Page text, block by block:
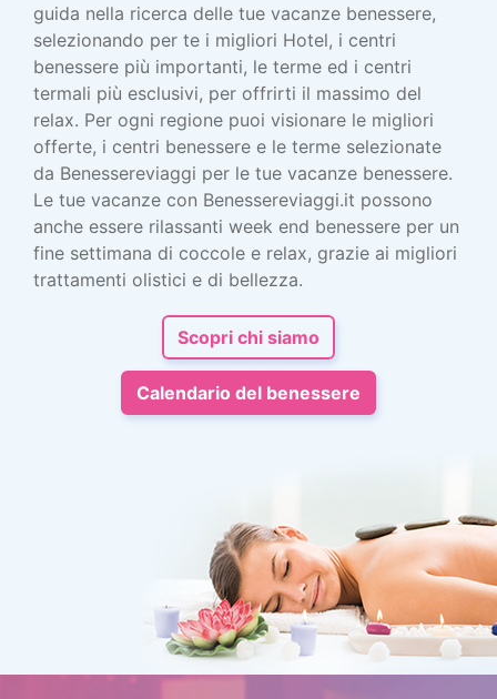
guida nella ricerca delle tue vacanze benessere,
selezionando per te i migliori Hotel, i centri
benessere più importanti, le terme ed i centri
termali più esclusivi, per offrirti il massimo del
relax. Per ogni regione puoi visionare le migliori
offerte, i centri benessere e le terme selezionate
da Benessereviaggi per le tue vacanze benessere.
Le tue vacanze con Benessereviaggi.it possono
anche essere rilassanti week end benessere per un
fine settimana di coccole e relax, grazie ai migliori
trattamenti olistici e di bellezza.
Scopri chi siamo
Calendario del benessere